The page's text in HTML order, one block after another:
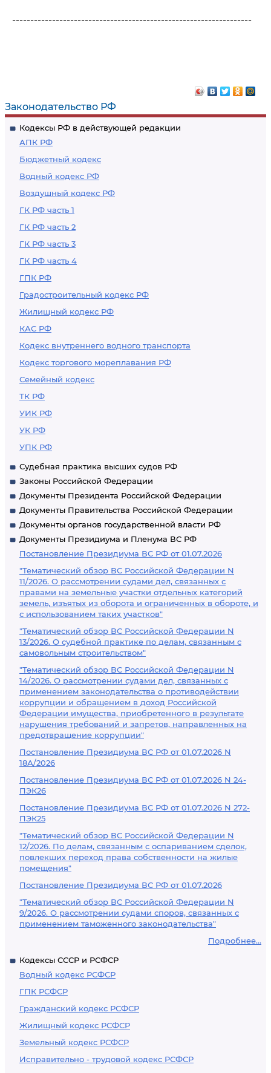
Законодательство РФ
Кодексы РФ в действующей редакции
АПК РФ
Бюджетный кодекс
Водный кодекс РФ
Воздушный кодекс РФ
ГК РФ часть 1
ГК РФ часть 2
ГК РФ часть 3
ГК РФ часть 4
ГПК РФ
Градостроительный кодекс РФ
Жилищный кодекс РФ
КАС РФ
Кодекс внутреннего водного транспорта
Кодекс торгового мореплавания РФ
Семейный кодекс
ТК РФ
УИК РФ
УК РФ
УПК РФ
Судебная практика высших судов РФ
Законы Российской Федерации
Документы Президента Российской Федерации
Документы Правительства Российской Федерации
Документы органов государственной власти РФ
Документы Президиума и Пленума ВС РФ
Постановление Президиума ВС РФ от 01.07.2026
"Тематический обзор ВС Российской Федерации N
11/2026. О рассмотрении судами дел, связанных с
правами на земельные участки отдельных категорий
земель, изъятых из оборота и ограниченных в обороте, и
с использованием таких участков"
"Тематический обзор ВС Российской Федерации N
13/2026. О судебной практике по делам, связанным с
самовольным строительством"
"Тематический обзор ВС Российской Федерации N
14/2026. О рассмотрении судами дел, связанных с
применением законодательства о противодействии
коррупции и обращением в доход Российской
Федерации имущества, приобретенного в результате
нарушения требований и запретов, направленных на
предотвращение коррупции"
Постановление Президиума ВС РФ от 01.07.2026 N
18А/2026
Постановление Президиума ВС РФ от 01.07.2026 N 24-
ПЭК26
Постановление Президиума ВС РФ от 01.07.2026 N 272-
ПЭК25
"Тематический обзор ВС Российской Федерации N
12/2026. По делам, связанным с оспариванием сделок,
повлекших переход права собственности на жилые
помещения"
Постановление Президиума ВС РФ от 01.07.2026
"Тематический обзор ВС Российской Федерации N
9/2026. О рассмотрении судами споров, связанных с
применением таможенного законодательства"
Подробнее...
Кодексы СССР и РСФСР
Водный кодекс РСФСР
ГПК РСФСР
Гражданский кодекс РСФСР
Жилищный кодекс РСФСР
Земельный кодекс РСФСР
Исправительно - трудовой кодекс РСФСР
------------------------------------------------------------------